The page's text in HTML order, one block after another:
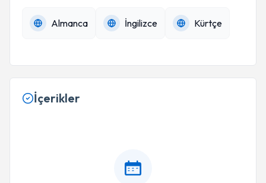
Almanca İngilizce Kürtçe
İçerikler